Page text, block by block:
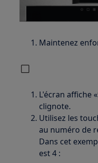
Maintenez
L'écran affiche
clignote.
Utilisez les
au numéro de
Dans cet
est 4 :